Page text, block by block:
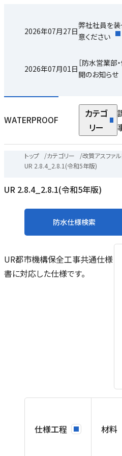
2026年07月27日
弊社社員を装
意ください
2026年07月01日
［防水営業部
開のお知らせ
WATERPROOF
カテゴ
リー
トップ /カテゴリー /改質アスファ
UR 2.8.4_2.8.1(令和5年版)
UR 2.8.4_2.8.1(令和5年版)
防水仕様検索
UR都市機構保全工事共通仕様
書に対応した仕様です。
仕様工程 材料